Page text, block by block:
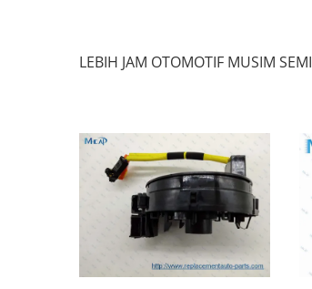
LEBIH JAM OTOMOTIF MUSIM SEMI